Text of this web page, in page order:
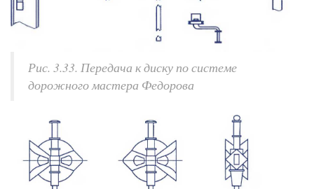
Рис. 3.33. Передача к диску по системе
дорожного мастера Федорова